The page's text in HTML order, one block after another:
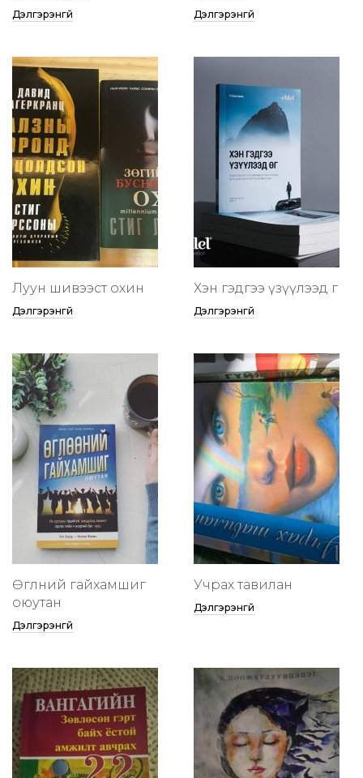
Дэлгэрэнгүй Дэлгэрэнгүй
Луун шивээст охин
Дэлгэрэнгүй
Хэн гэдгээ үзүүлээд өг
Дэлгэрэнгүй
Өглөөний гайхамшиг
оюутан
Дэлгэрэнгүй
Учрах тавилан
Дэлгэрэнгүй